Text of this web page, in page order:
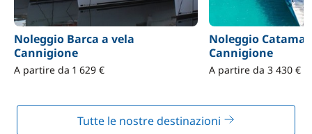
Noleggio Barca a vela
Cannigione
A partire da 1 629 €
Noleggio
Cannigione
A partire da 3 430 €
Tutte le nostre destinazioni